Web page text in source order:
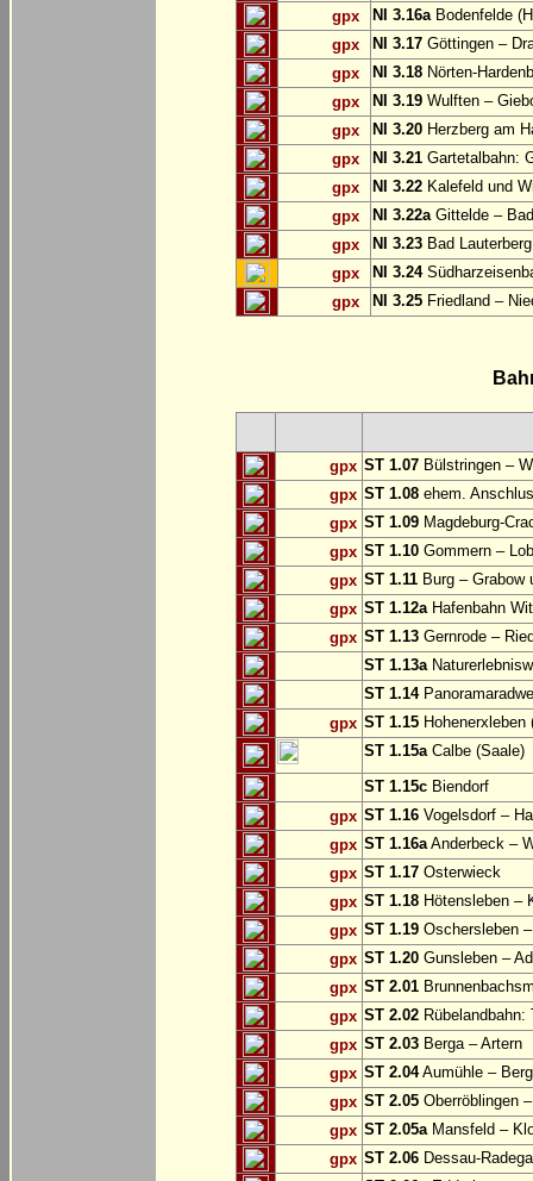
gpx
NI 3.16aBodenfelde
gpx
NI 3.17 Göttingen –
gpx
NI 3.18 Nörten-
gpx
NI 3.19 Wulften –
gpx
NI 3.20 Herzberg am
gpx
NI 3.21 Gartetalbahn:
gpx
NI 3.22 Kalefeld und
gpx
NI 3.22aGittelde –
gpx
NI 3.23 Bad
gpx
NI 3.24
gpx
NI 3.25 Friedland –
gpx ST 1.07 Bülstringen –
gpx ST 1.08 ehem.
gpx ST 1.09 Magdeburg-
gpx ST 1.10 Gommern –
gpx ST 1.11 Burg – Grabow
gpx ST 1.12aHafenbahn
gpx ST 1.13 Gernrode –
ST 1.13a
ST 1.14
gpx ST 1.15
ST 1.15aCalbe (Saale)
ST 1.15c Biendorf
gpx ST 1.16 Vogelsdorf –
gpx ST 1.16aAnderbeck –
gpx ST 1.17 Osterwieck
gpx ST 1.18 Hötensleben –
gpx ST 1.19 Oschersleben
gpx ST 1.20 Gunsleben –
gpx ST 2.01
gpx ST 2.02
gpx ST 2.03 Berga – Artern
gpx ST 2.04Aumühle –
gpx ST 2.05 Oberröblingen
gpx ST 2.05aMansfeld –
gpx ST 2.06 Dessau-